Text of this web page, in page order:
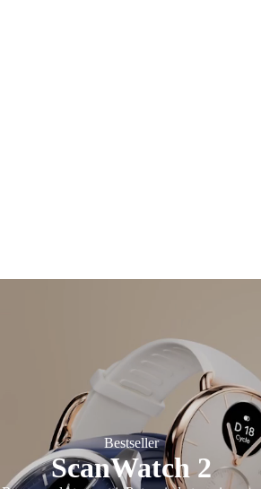
Bestseller
ScanWatch 2